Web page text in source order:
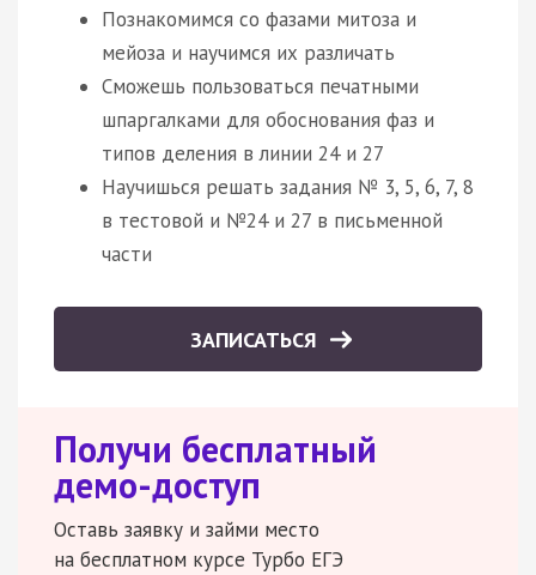
Познакомимся со фазами митоза и
мейоза и научимся их различать
Сможешь пользоваться печатными
шпаргалками для обоснования фаз и
типов деления в линии 24 и 27
Научишься решать задания № 3, 5, 6, 7, 8
в тестовой и №24 и 27 в письменной
части
ЗАПИСАТЬСЯ
Получи бесплатный
демо-доступ
Оставь заявку и займи место
на бесплатном курсе Турбо ЕГЭ